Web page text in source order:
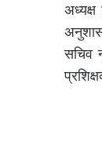
सचिव